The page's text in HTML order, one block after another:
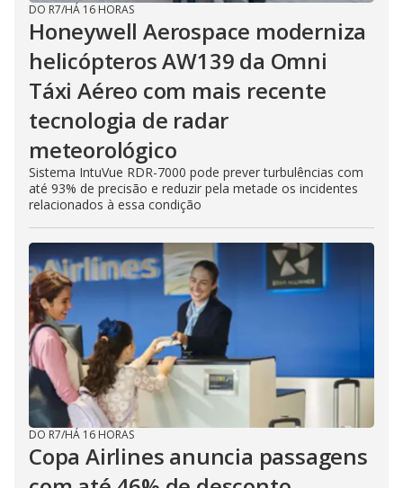
DO R7/HÁ 16 HORAS
Honeywell Aerospace moderniza
helicópteros AW139 da Omni
Táxi Aéreo com mais recente
tecnologia de radar
meteorológico
Sistema IntuVue RDR-7000 pode prever turbulências com
até 93% de precisão e reduzir pela metade os incidentes
relacionados à essa condição
DO R7/HÁ 16 HORAS
Copa Airlines anuncia passagens